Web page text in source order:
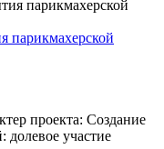
парикмахерской
проекта: Создание
участие